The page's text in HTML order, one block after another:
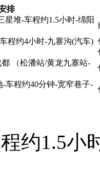
排
堆-车程约1.5小时-绵阳
程约4小时-九寨沟(汽车)
（松潘站/黄龙九寨站-
车程约40分钟-宽窄巷子-
约1.5小